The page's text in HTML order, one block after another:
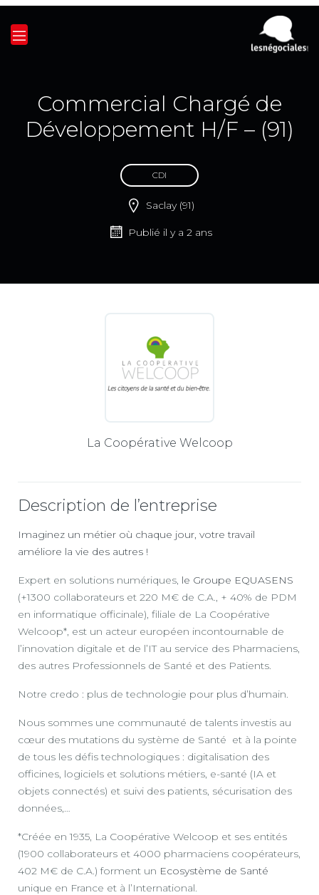
Commercial Chargé de
Développement H/F – (91)
CDI
Saclay (91)
Publié il y a 2 ans
La Coopérative Welcoop
Description de l’entreprise
Imaginez un métier où chaque jour, votre travail
améliore la vie des autres !
Expert en solutions numériques, le Groupe EQUASENS
(+1300 collaborateurs et 220 M€ de C.A., + 40% de PDM
en informatique officinale), filiale de La Coopérative
Welcoop*, est un acteur européen incontournable de
l’innovation digitale et de l’IT au service des Pharmaciens,
des autres Professionnels de Santé et des Patients.
Notre credo : plus de technologie pour plus d’humain.
Nous sommes une communauté de talents investis au
cœur des mutations du système de Santé et à la pointe
de tous les défis technologiques : digitalisation des
officines, logiciels et solutions métiers, e-santé (IA et
objets connectés) et suivi des patients, sécurisation des
données,…
*Créée en 1935, La Coopérative Welcoop et ses entités
(1900 collaborateurs et 4000 pharmaciens coopérateurs,
402 M€ de C.A.) forment un Ecosystème de Santé
unique en France et à l’International.